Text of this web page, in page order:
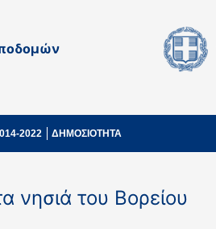
2022 ΔΗΜΟΣΙΟΤΗΤΑ
νησιά του Βορείου